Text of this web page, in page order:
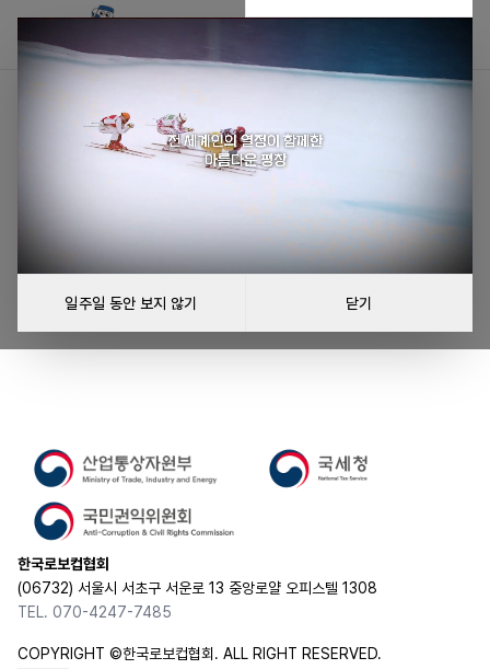
일주일 동안 보지 않기 닫기
공지사항을 불러올 수 없습니다
공지사항을 불러오는 중 오류가 발생했습니다.
다시 시도
한국로보컵협회
(06732) 서울시 서초구 서운로 13 중앙로얄 오피스텔 1308
TEL. 070-4247-7485
COPYRIGHT ©한국로보컵협회. ALL RIGHT RESERVED.